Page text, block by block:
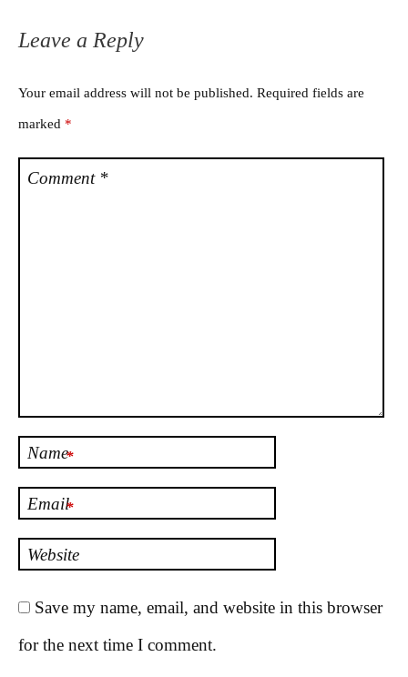
Leave a Reply
Your email address will not be published. Required fields are
marked *
Comment *
Name*
Email*
Website
Save my name, email, and website in this browser
for the next time I comment.